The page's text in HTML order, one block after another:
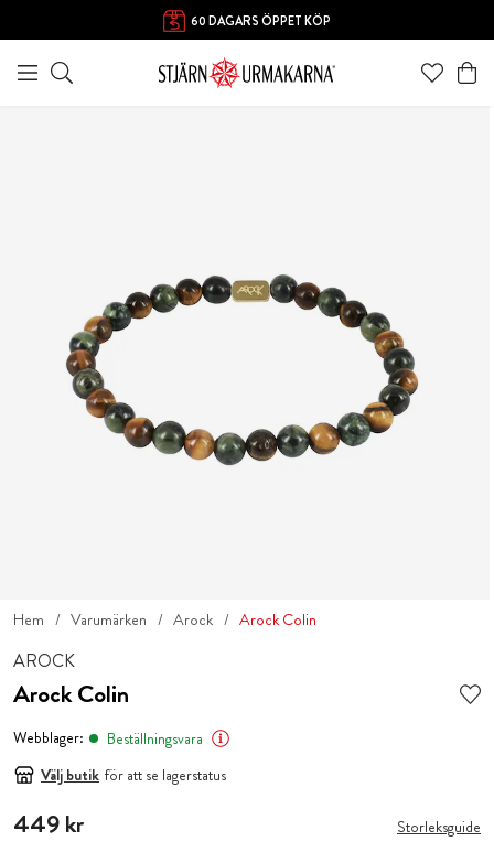
60 DAGARS ÖPPET KÖP
FRI FRAKT ÖVER 1000 KR
Hem Varumärken Arock Arock Colin
AROCK
Arock Colin
Webblager:
Beställningsvara
Välj butik för att se lagerstatus
Pris:449 kr
449 kr Storleksguide